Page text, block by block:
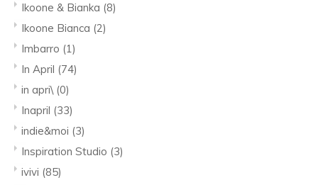
Ikoone & Bianka (8)
Ikoone Bianca (2)
Imbarro (1)
In April (74)
in apri\ (0)
Inapril (33)
indie&moi (3)
Inspiration Studio (3)
ivivi (85)